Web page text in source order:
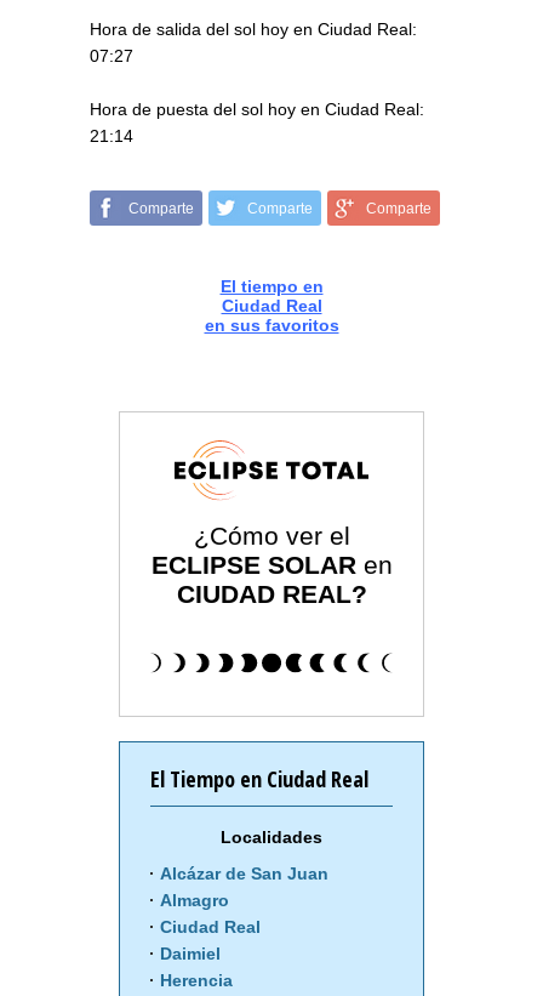
Hora de salida del sol hoy en Ciudad Real:
07:27
Hora de puesta del sol hoy en Ciudad Real:
21:14
Comparte Comparte Comparte
El tiempo en
Ciudad Real
en sus favoritos
¿Cómo ver el
ECLIPSE SOLAR en
CIUDAD REAL?
El Tiempo en Ciudad Real
Localidades
Alcázar de San Juan
Almagro
Ciudad Real
Daimiel
Herencia